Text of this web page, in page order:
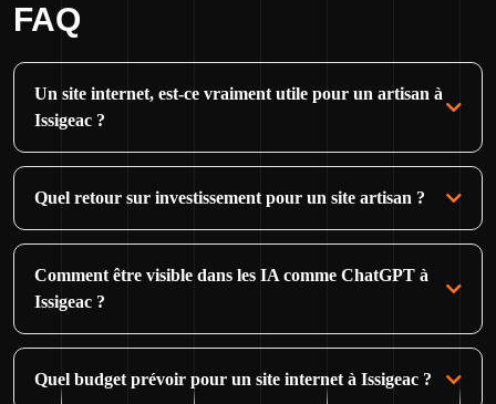
FAQ
Un site internet, est-ce vraiment utile pour un artisan à
Issigeac ?
Quel retour sur investissement pour un site artisan ?
Comment être visible dans les IA comme ChatGPT à
Issigeac ?
Quel budget prévoir pour un site internet à Issigeac ?